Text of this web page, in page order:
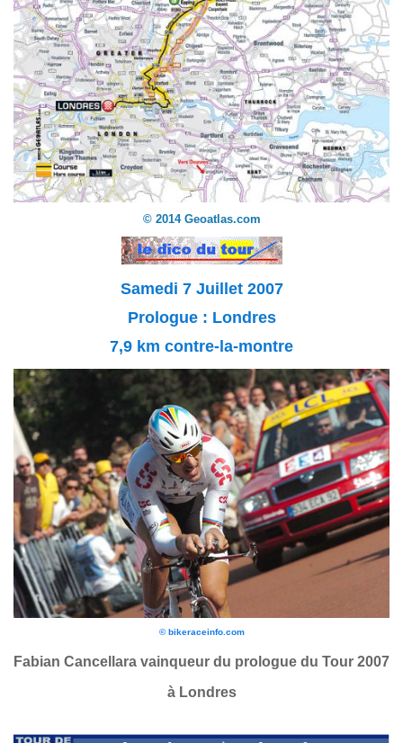
© 2014 Geoatlas.com
Samedi 7 Juillet 2007
Prologue : Londres
7,9 km contre-la-montre
© bikeraceinfo.com
Fabian Cancellara vainqueur du prologue du Tour 2007
à Londres